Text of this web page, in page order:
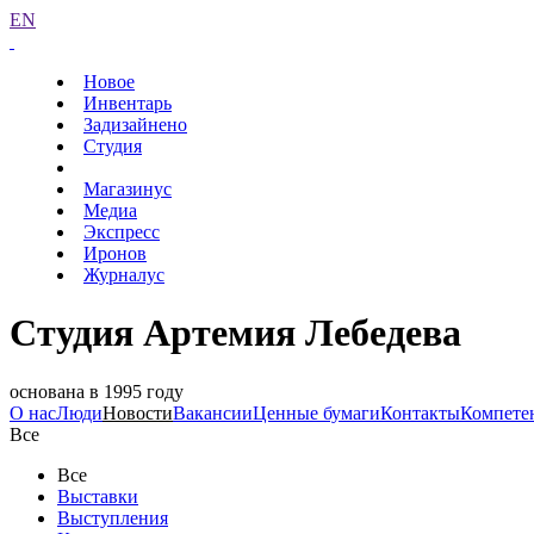
EN
Новое
Инвентарь
Задизайнено
Студия
Магазинус
Медиа
Экспресс
Иронов
Журналус
Студия Артемия Лебедева
основана в 1995 году
О насЛюдиНовостиВакансииЦенные бумагиКонтакты
Все
Все
Выставки
Выступления